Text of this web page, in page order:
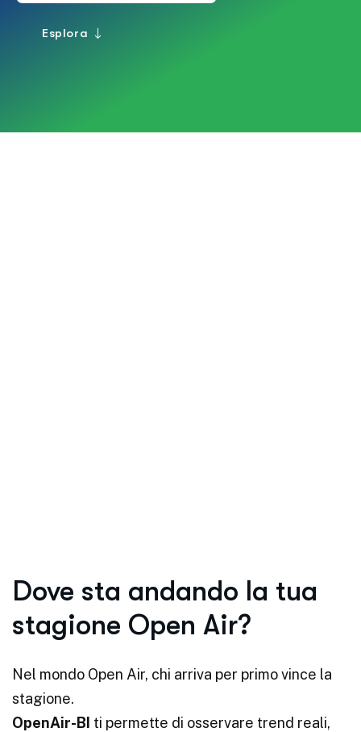
Esplora
Dove sta andando la tua
stagione Open Air?
Nel mondo Open Air, chi arriva per primo vince la
stagione.
OpenAir-BI ti permette di osservare trend reali,